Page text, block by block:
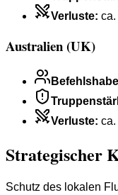
Verluste:
Australien (UK)
Verluste:
Strategischer
Schutz des lokalen